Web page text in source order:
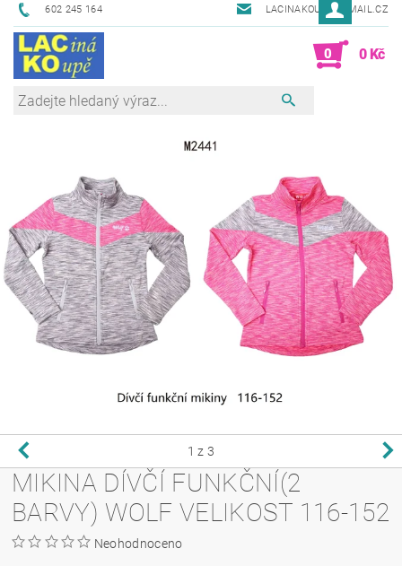
602 245 164 LACINAKOUPE@EMAIL.CZ
0 0 Kč
1 z 3
MIKINA DÍVČÍ FUNKČNÍ(2
BARVY) WOLF VELIKOST 116-152
Neohodnoceno